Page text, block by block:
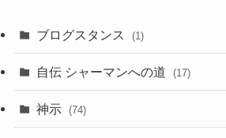
カ
ブ
ブログスタンス (1)
自伝 シャーマンへの道 (17)
神示 (74)